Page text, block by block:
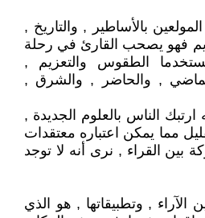
بالأساطير , والتاريخ ,
فهو يصحب القارئ في رحلة
الطقوس والتعزيم ,
, والحاضر , والشرق ,
الناس بالعلوم الجديدة ,
مما يمكن اعتباره معتقدات
القراء , نرى أنه لا توجد
الآراء , وتطبيقاتها , هو الذي